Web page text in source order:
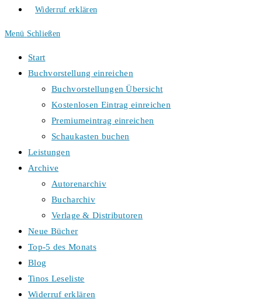
Widerruf erklären
Menü Schließen
Start
Buchvorstellung einreichen
Buchvorstellungen Übersicht
Kostenlosen Eintrag einreichen
Premiumeintrag einreichen
Schaukasten buchen
Leistungen
Archive
Autorenarchiv
Bucharchiv
Verlage & Distributoren
Neue Bücher
Top-5 des Monats
Blog
Tinos Leseliste
Widerruf erklären